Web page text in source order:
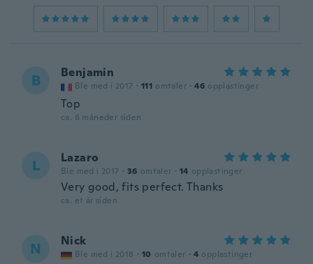
B Benjamin
Ble med i 2017 · 111 omtaler · 46 opplastinger
Top
ca. 6 måneder siden
L Lazaro
Ble med i 2017 · 36 omtaler · 14 opplastinger
Very good, fits perfect. Thanks
ca. et år siden
N Nick
Ble med i 2018 · 10 omtaler · 4 opplastinger